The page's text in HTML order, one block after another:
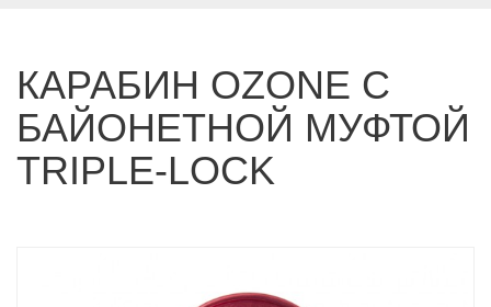
КАРАБИН OZONE С
БАЙОНЕТНОЙ МУФТОЙ
TRIPLE-LOCK